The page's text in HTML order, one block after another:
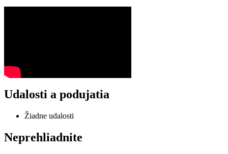
Udalosti a podujatia
Žiadne udalosti
Neprehliadnite